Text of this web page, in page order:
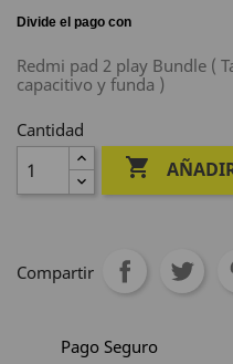
Redmi pad 2 play Bundle (
capacitivo y funda )
Cantidad

Compartir
Pago Seguro